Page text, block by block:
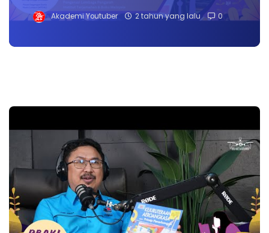
Akademi Youtuber 2 tahun yang lalu 0